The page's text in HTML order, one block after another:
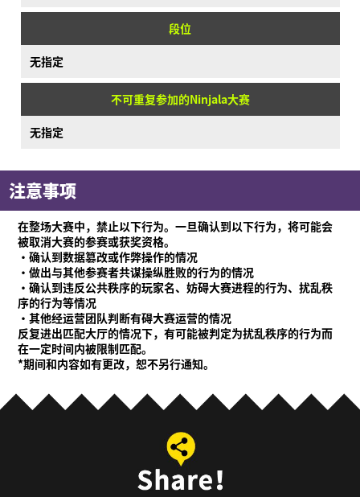
段位
无指定
不可重复参加的Ninjala大赛
无指定
注意事项
在整场大赛中，禁止以下行为。一旦确认到以下行为，将可能会
被取消大赛的参赛或获奖资格。
·确认到数据篡改或作弊操作的情况
·做出与其他参赛者共谋操纵胜败的行为的情况
·确认到违反公共秩序的玩家名、妨碍大赛进程的行为、扰乱秩
序的行为等情况
·其他经运营团队判断有碍大赛运营的情况
反复进出匹配大厅的情况下，有可能被判定为扰乱秩序的行为而
在一定时间内被限制匹配。
*期间和内容如有更改，恕不另行通知。